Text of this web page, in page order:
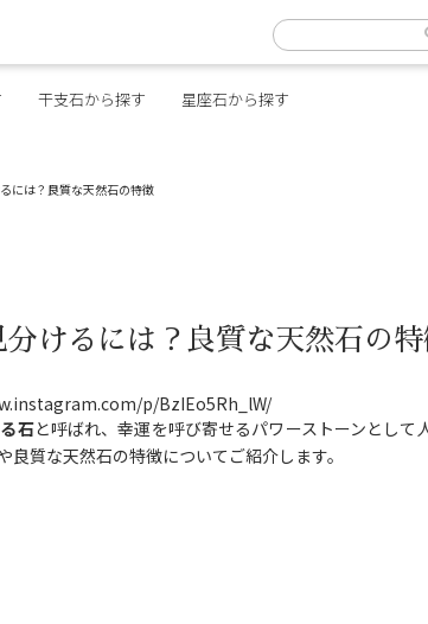
干支石から探す 星座石から探す
には？良質な天然石の特徴
けるには？良質な天然石の
p/BzIEo5Rh_lW/
石と呼ばれ、幸運を呼び寄せるパワーストーンとして
質な天然石の特徴についてご紹介します。